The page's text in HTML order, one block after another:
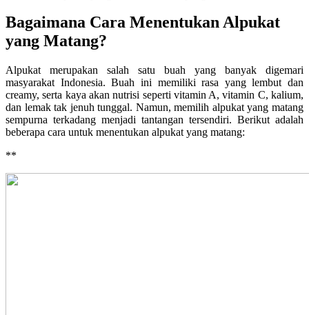
Bagaimana Cara Menentukan Alpukat
yang Matang?
Alpukat merupakan salah satu buah yang banyak digemari
masyarakat Indonesia. Buah ini memiliki rasa yang lembut dan
creamy, serta kaya akan nutrisi seperti vitamin A, vitamin C, kalium,
dan lemak tak jenuh tunggal. Namun, memilih alpukat yang matang
sempurna terkadang menjadi tantangan tersendiri. Berikut adalah
beberapa cara untuk menentukan alpukat yang matang:
**